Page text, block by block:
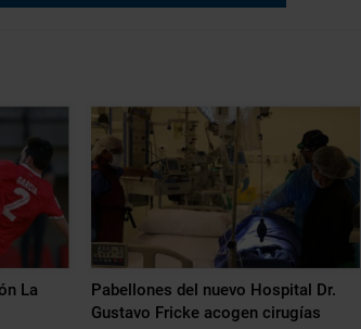
La
Pabellones del nuevo Hospital Dr.
Gustavo Fricke acogen cirugías